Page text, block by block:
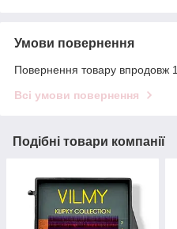
Умови повернення
Повернення товару впродовж
Всі умови повернення
Подібні товари компанії